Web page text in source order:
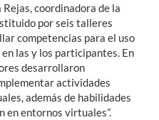
coordinadora de la
por seis talleres
competencias para el uso
las y los participantes. En
desarrollaron
actividades
además de habilidades
en entornos virtuales”.